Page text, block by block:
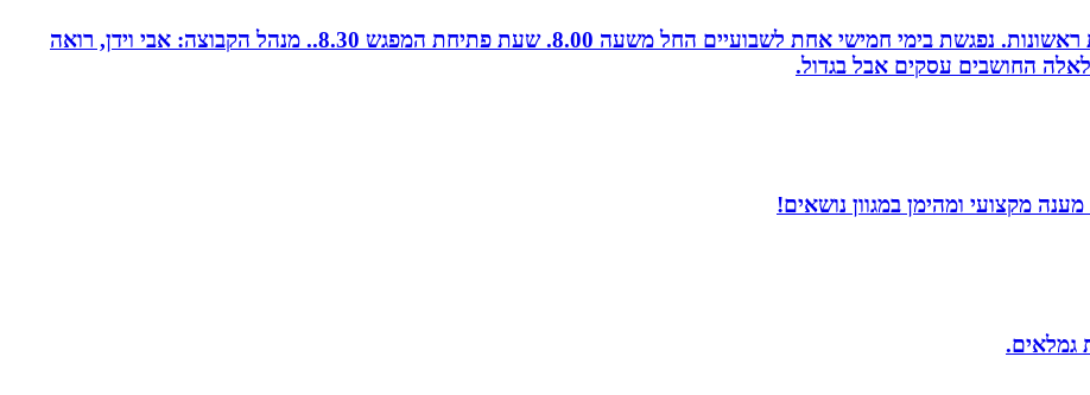
קבוצת נטוורקינג זומית קטנה ואיכותית. בין המשכימות ראשונות. נפגשת בימי חמישי אחת לשבועיים החל משעה 8.00. שעת פתיחת המפגש 8.30.. מנהל הקבוצה: אבי וידן, רואה
החושבים עסקים אבל בגדול.
מקצועי ומהימן במגוון נושאים!
גמלאים.